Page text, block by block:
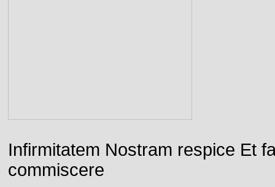
Infirmitatem Nostram respice Et
commiscere